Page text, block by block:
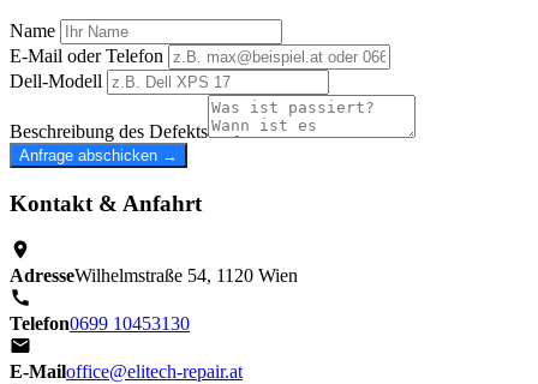
Name
E-Mail oder Telefon
Dell-Modell
Beschreibung des Defekts
Anfrage abschicken →
Kontakt & Anfahrt
AdresseWilhelmstraße 54, 1120 Wien
Telefon0699 10453130
E-Mailoffice@elitech-repair.at